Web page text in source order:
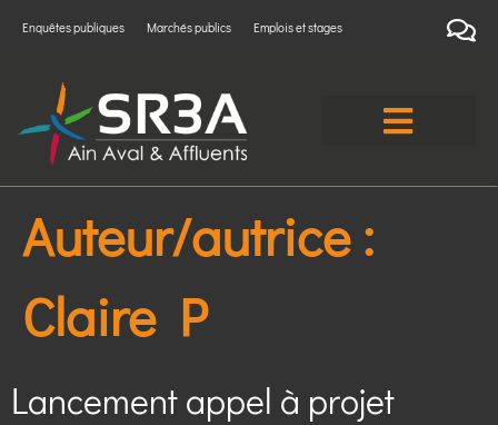
Enquêtes publiques Marchés publics Emplois et stages
Auteur/autrice :
Claire P
Lancement appel à projet